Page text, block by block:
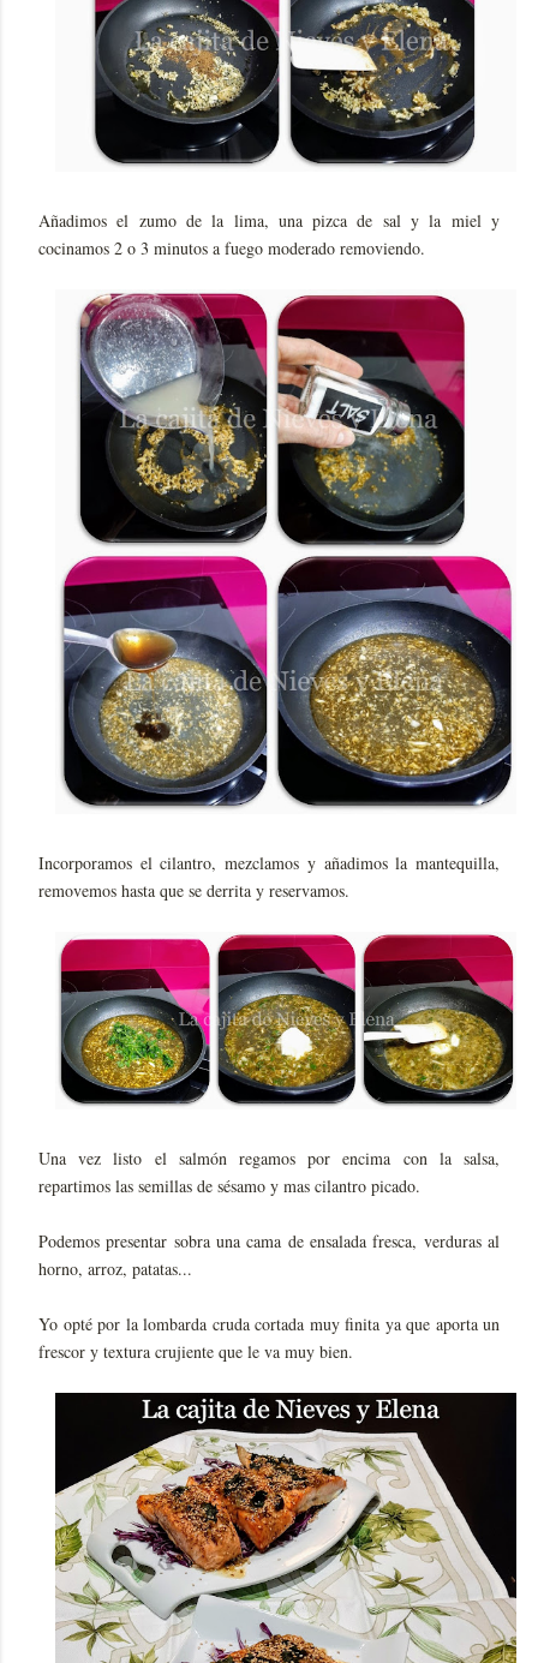
Añadimos el zumo de la lima, una pizca de sal y la miel y
cocinamos 2 o 3 minutos a fuego moderado removiendo.
Incorporamos el cilantro, mezclamos y añadimos la mantequilla,
removemos hasta que se derrita y reservamos.
Una vez listo el salmón regamos por encima con la salsa,
repartimos las semillas de sésamo y mas cilantro picado.
Podemos presentar sobra una cama de ensalada fresca, verduras al
horno, arroz, patatas...
Yo opté por la lombarda cruda cortada muy finita ya que aporta un
frescor y textura crujiente que le va muy bien.